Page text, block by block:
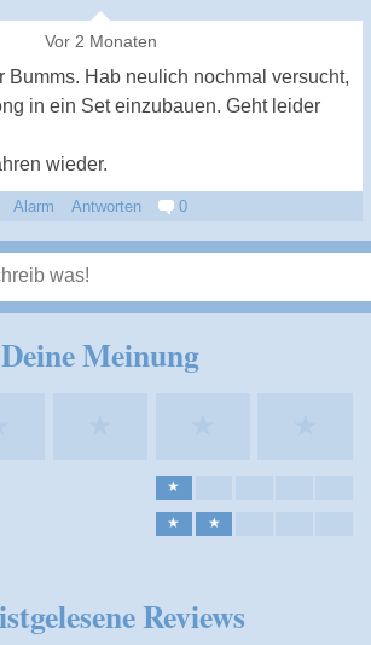
Vor 2 Monaten
Bumms. Hab neulich nochmal versucht,
in ein Set einzubauen. Geht leider
wieder.
Alarm Antworten 0
Deine Meinung
★
★ ★
Reviews